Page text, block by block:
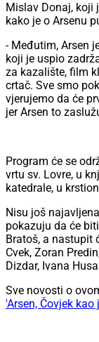
Mislav Donaj, koji
kako je o Arsenu
- Međutim, Arsen
koji je uspio
za kazalište, film
crtač. Sve smo
vjerujemo da će
jer Arsen to
Program će se
vrtu sv. Lovre, u
katedrale, u
Nisu još
pokazuju da će
Bratoš, a nastupit
Cvek, Zoran
Dizdar, Ivana
Sve novosti o
'Arsen, Čovjek kao